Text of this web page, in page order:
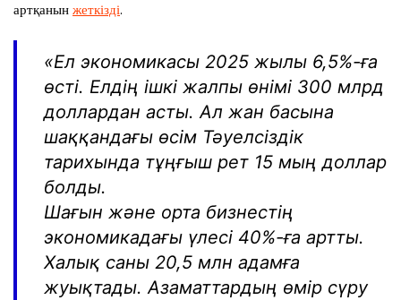
артқанын жеткізді.
«Ел экономикасы 2025 жылы 6,5%-ға
өсті. Елдің ішкі жалпы өнімі 300 млрд
доллардан асты. Ал жан басына
шаққандағы өсім Тәуелсіздік
тарихында тұңғыш рет 15 мың доллар
болды.
Шағын және орта бизнестің
экономикадағы үлесі 40%-ға артты.
Халық саны 20,5 млн адамға
жуықтады. Азаматтардың өмір сүру